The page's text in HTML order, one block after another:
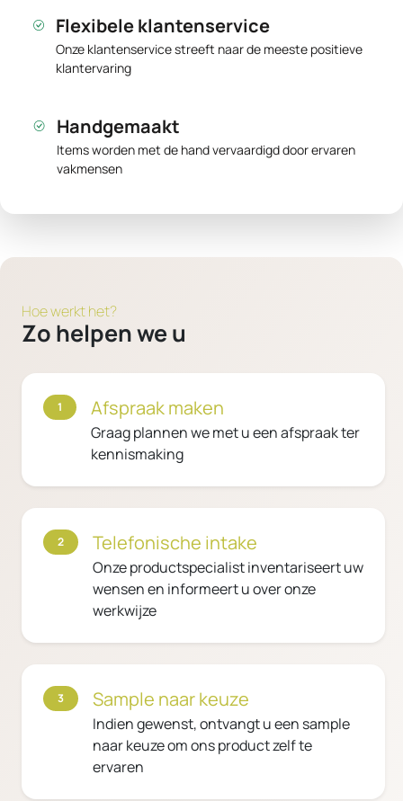
Flexibele klantenservice
Onze klantenservice streeft naar de meeste positieve
klantervaring
Handgemaakt
Items worden met de hand vervaardigd door ervaren
vakmensen
Hoe werkt het?
Zo helpen we u
1 Afspraak maken
Graag plannen we met u een afspraak ter
kennismaking
2 Telefonische intake
Onze productspecialist inventariseert uw
wensen en informeert u over onze
werkwijze
3 Sample naar keuze
Indien gewenst, ontvangt u een sample
naar keuze om ons product zelf te
ervaren